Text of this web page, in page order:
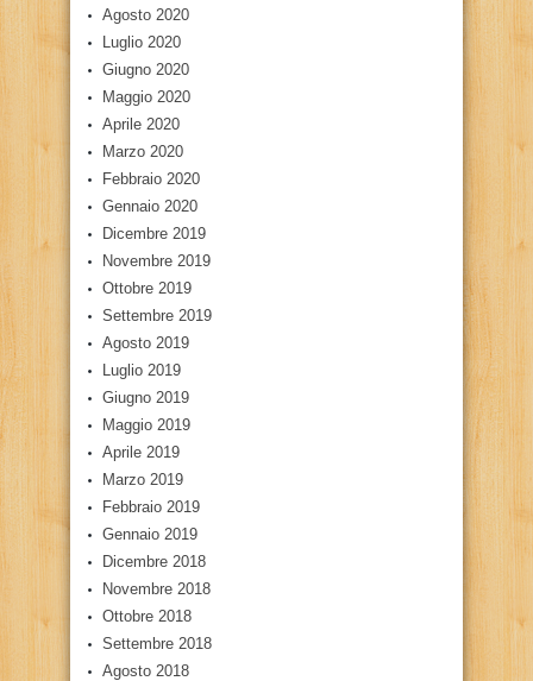
Agosto 2020
Luglio 2020
Giugno 2020
Maggio 2020
Aprile 2020
Marzo 2020
Febbraio 2020
Gennaio 2020
Dicembre 2019
Novembre 2019
Ottobre 2019
Settembre 2019
Agosto 2019
Luglio 2019
Giugno 2019
Maggio 2019
Aprile 2019
Marzo 2019
Febbraio 2019
Gennaio 2019
Dicembre 2018
Novembre 2018
Ottobre 2018
Settembre 2018
Agosto 2018